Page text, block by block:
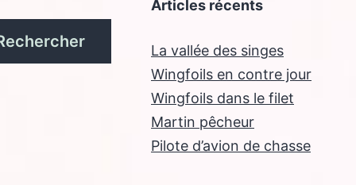
Articles récents
La vallée des singes
Wingfoils en contre jour
Wingfoils dans le filet
Martin pêcheur
Pilote d’avion de chasse